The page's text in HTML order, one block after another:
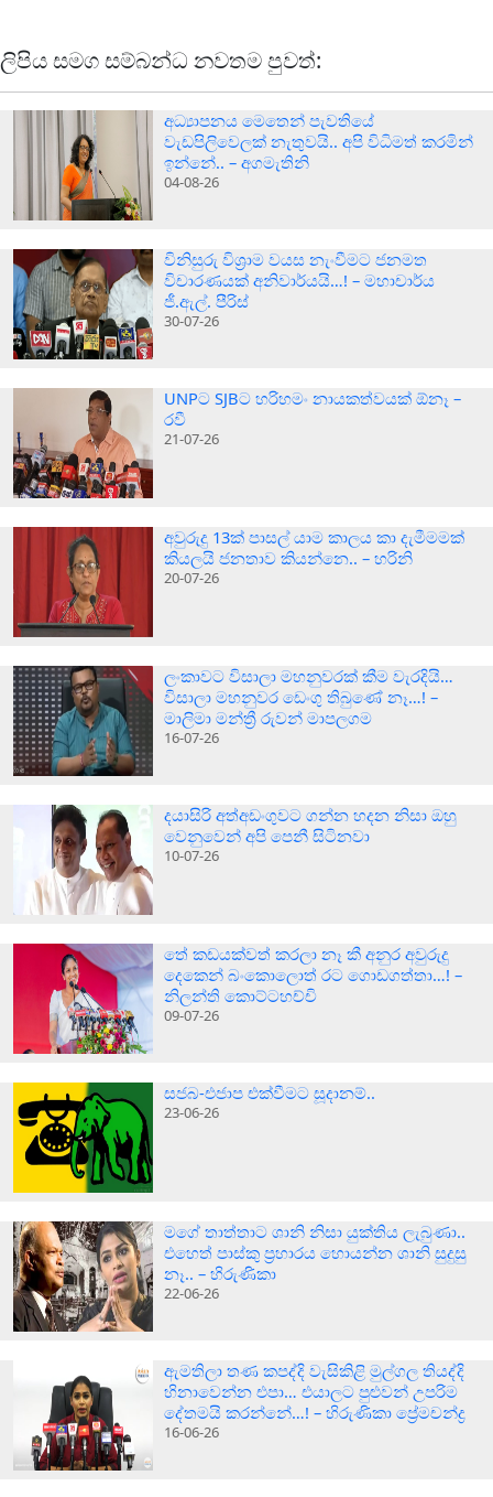
ලිපිය සමග සම්බන්ධ නවතම පුවත්:
අධ්‍යාපනය මෙතෙන් පැවතියේ
වැඩපිලිවෙලක් නැතුවයි.. අපි විධිමත් කරමින්
ඉන්නේ.. – අගමැතිනි
04-08-26
විනිසුරු විශ්‍රාම වයස නැංවීමට ජනමත
විචාරණයක් අනිවාර්යයි…! – මහාචාර්ය
ජී.ඇල්. පීරිස්
30-07-26
UNPට SJBට හරිහමං නායකත්වයක් ඕනෑ –
රවී
21-07-26
අවුරුදු 13ක් පාසල් යාම කාලය කා දැමීමමක්
කියලයි ජනතාව කියන්නෙ.. – හරිනි
20-07-26
ලංකාවට විසාලා මහනුවරක් කීම වැරදියි…
විසාලා මහනුවර ඩෙංගු තිබුණේ නෑ…! –
මාලිමා මන්ත්‍රී රුවන් මාපලගම
16-07-26
දයාසිරි අත්අඩංගුවට ගන්න හදන නිසා ඔහු
වෙනුවෙන් අපි පෙනී සිටිනවා
10-07-26
තේ කඩයක්වත් කරලා නෑ කී අනුර අවුරුදු
දෙකෙන් බංකොලොත් රට ගොඩගත්තා…! –
නිලන්ති කොට්ටහච්චි
09-07-26
සජබ-එජාප එක්වීමට සූදානම්..
23-06-26
මගේ තාත්තාට ශානි නිසා යුක්තිය ලැබුණා..
එහෙත් පාස්කු ප්‍රහාරය හොයන්න ශානි සුදුසු
නෑ.. – හිරුණිකා
22-06-26
ඇමතිලා තණ කපද්දි වැසිකිළි මුල්ගල තියද්දි
හිනාවෙන්න එපා… එයාලට පුළුවන් උපරිම
දේතමයි කරන්නේ…! – හිරුණිකා ප්‍රේමචන්ද්‍ර
16-06-26